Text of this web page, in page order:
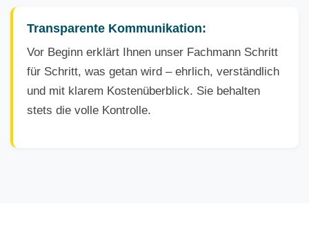
Transparente Kommunikation:
Vor Beginn erklärt Ihnen unser Fachmann Schritt
für Schritt, was getan wird – ehrlich, verständlich
und mit klarem Kostenüberblick. Sie behalten
stets die volle Kontrolle.